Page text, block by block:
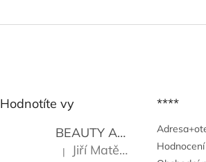
Hodnotíte vy
BEAUTY AND THE BEAT
Hodnocení produktu je 5 z 5
| Jiří Matějů
****